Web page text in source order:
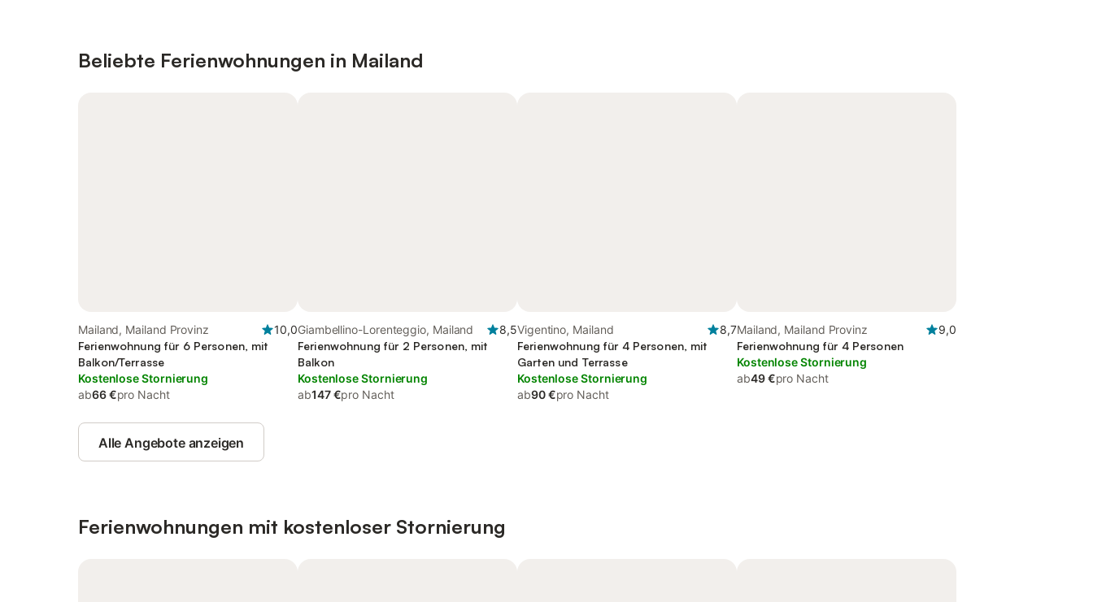
Beliebte Ferienwohnungen in Mailand
Mailand, Mailand Provinz
10,0
Ferienwohnung für 6 Personen, mit
Balkon/Terrasse
Kostenlose Stornierung
ab66 €pro Nacht
Giambellino-Lorenteggio, Mailand
8,5
Ferienwohnung für 2 Personen, mit
Balkon
Kostenlose Stornierung
ab147 €pro Nacht
Vigentino, Mailand
8,7
Ferienwohnung für 4 Personen, mit
Garten und Terrasse
Kostenlose Stornierung
ab90 €pro Nacht
Mailand, Mailand Provinz
9,0
Ferienwohnung für 4 Personen
Kostenlose Stornierung
ab49 €pro Nacht
Alle Angebote anzeigen
Ferienwohnungen mit kostenloser Stornierung